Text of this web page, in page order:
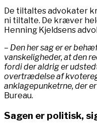
De tiltaltes advokater
ni tiltalte. De kræver
Henning Kjeldsens
– Den her sag er er
vanskeligheder, at den
fordi der aldrig er
overtrædelse af
anklagepunketrne, der
Bureau.
Sagen er politisk,